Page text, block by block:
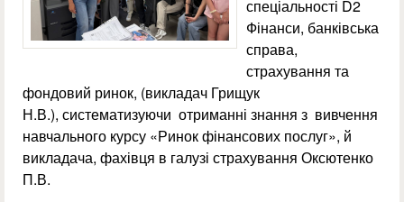
спеціальності D2
Фінанси, банківська
справа,
страхування та
фондовий ринок, (викладач Грищук
Н.В.), систематизуючи отриманні знання з вивчення
навчального курсу «Ринок фінансових послуг», й
викладача, фахівця в галузі страхування Оксютенко
П.В.